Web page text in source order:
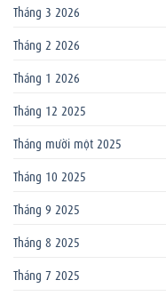
Tháng 3 2026
Tháng 2 2026
Tháng 1 2026
Tháng 12 2025
Tháng mười một 2025
Tháng 10 2025
Tháng 9 2025
Tháng 8 2025
Tháng 7 2025